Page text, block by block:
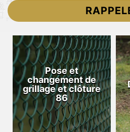
Pose et
changement de
grillage et clôture
86